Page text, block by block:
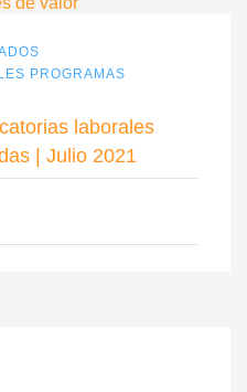
PROGRAMAS
laborales
| Julio 2021